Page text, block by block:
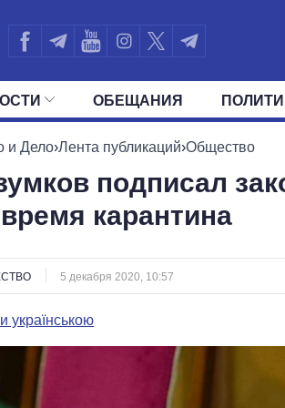
ОБЕЩАНИЯ
ВСЕ ПОЛИТИКИ ПРЕЗИДЕНТ И
и Дело›Лента публикаций›Общество
подписал
карантина
5 декабря 2020, 10:57
українською